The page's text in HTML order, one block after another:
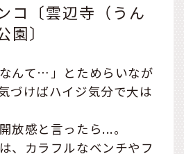
コ〔雲辺寺（うん
〕
なんて…」とためらいなが
づけばハイジ気分で大は
放感と言ったら...。
、カラフルなベンチやフ